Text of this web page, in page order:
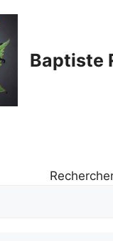
Baptiste